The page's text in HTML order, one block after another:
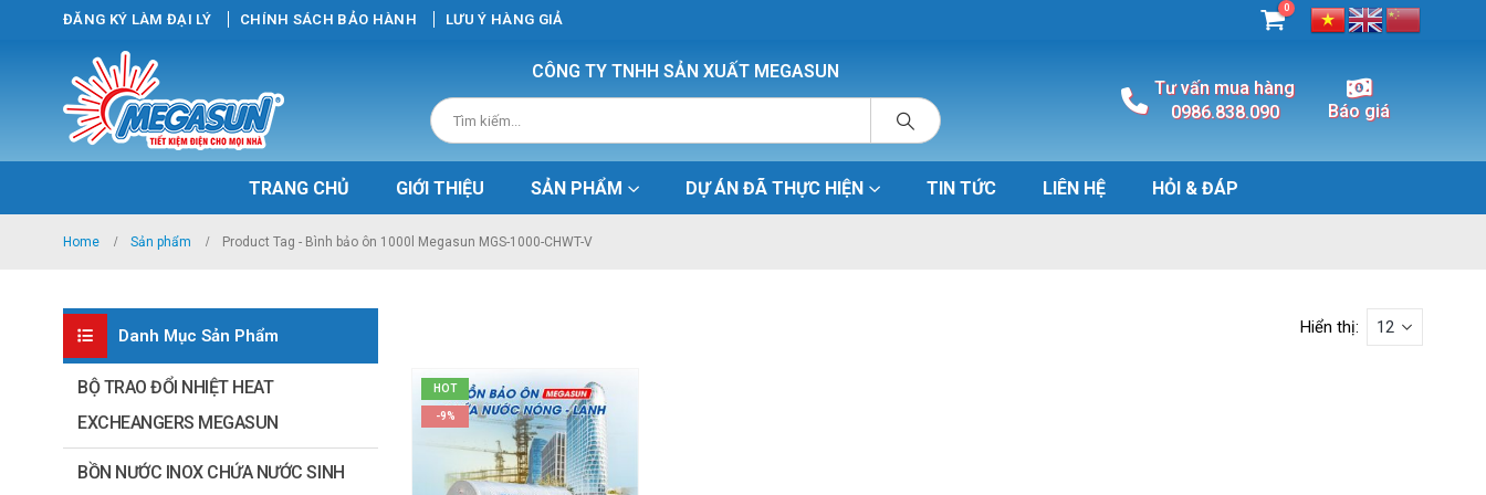
ĐĂNG KÝ LÀM ĐẠI LÝ CHÍNH SÁCH BẢO HÀNH LƯU Ý HÀNG GIẢ
0
CÔNG TY TNHH SẢN XUẤT MEGASUN
Tư vấn mua hàng
0986.838.090
Báo giá
TRANG CHỦ GIỚI THIỆU SẢN PHẨM DỰ ÁN ĐÃ THỰC HIỆN TIN TỨC LIÊN HỆ HỎI & ĐÁP
Home Sản phẩm Product Tag - Bình bảo ôn 1000l Megasun MGS-1000-CHWT-V
Hiển thị:
HOT
-9%
Danh Mục Sản Phẩm
BỘ TRAO ĐỔI NHIỆT HEAT
EXCHEANGERS MEGASUN
BỒN NƯỚC INOX CHỨA NƯỚC SINH